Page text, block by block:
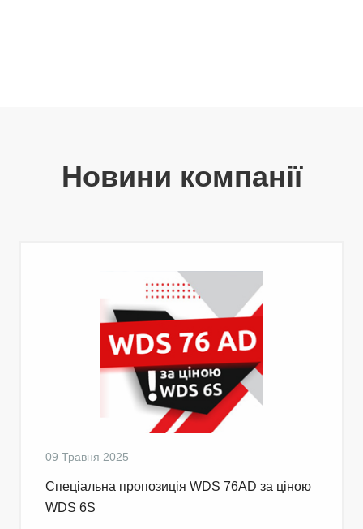
Новини компанії
09 Травня 2025
Cпеціальна пропозиція WDS 76AD за ціною
WDS 6S